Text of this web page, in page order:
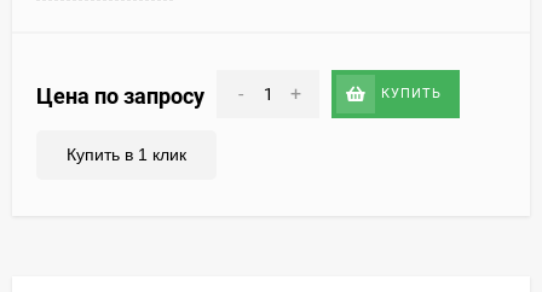
Цена по запросу - + КУПИТЬ
Купить в 1 клик